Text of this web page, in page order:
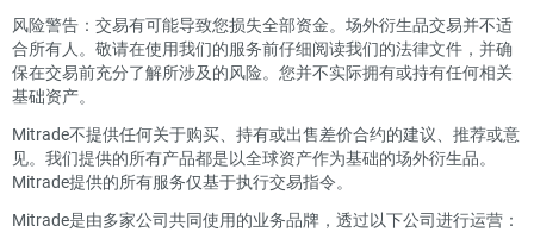
风险警告：交易有可能导致您损失全部资金。场外衍生品交易并不适
合所有人。敬请在使用我们的服务前仔细阅读我们的法律文件，并确
保在交易前充分了解所涉及的风险。您并不实际拥有或持有任何相关
基础资产。
Mitrade不提供任何关于购买、持有或出售差价合约的建议、推荐或意
见。我们提供的所有产品都是以全球资产作为基础的场外衍生品。
Mitrade提供的所有服务仅基于执行交易指令。
Mitrade是由多家公司共同使用的业务品牌，透过以下公司进行运营：